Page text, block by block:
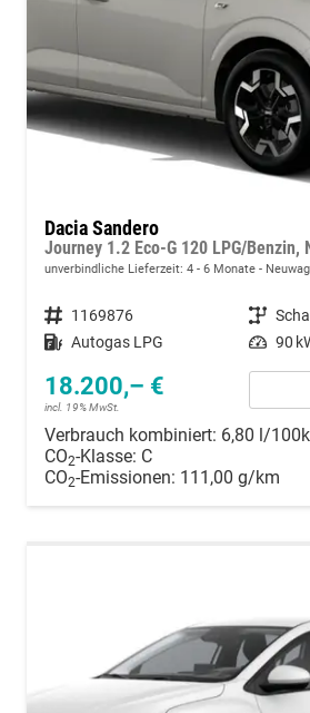
Dacia Sandero
unverbindliche Lieferzeit: 4 - 6 Monate
Fahrzeugnummer 1169876 Getriebe
Kraftstoff Autogas LPG Leistung 90
18.200,– €
incl. 19% MwSt.
Verbrauch kombiniert: 6,80 l/
CO2-Klasse: C
CO2-Emissionen: 111,00 g/km